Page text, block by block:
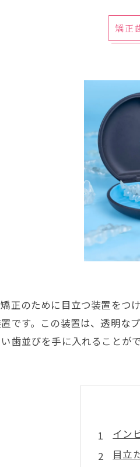
矯正
正のために目立つ装置をつ
です。この装置は、透明な
歯並びを手に入れることが
イン
目立